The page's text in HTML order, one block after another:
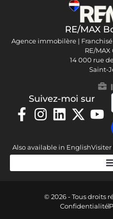
RE/MAX
Agence immobilère |
RE/
14 000 rue
Saint-
Suivez-moi sur
Also available in EnglishVisiter
© 2026 - Tous droits
Confidentialité